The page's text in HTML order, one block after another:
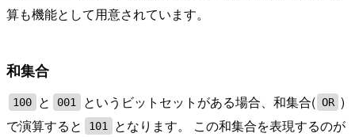
算も機能として用意されています。
和集合
100 と 001 というビットセットがある場合、和集合( OR )
で演算すると
101 となります。 この和集合を表現するのが